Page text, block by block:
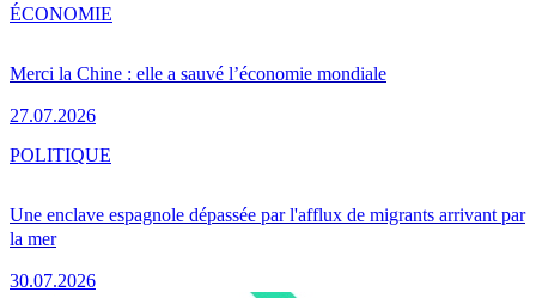
Merci la Chine : elle a sauvé l’économie mondiale
27.07.2026
ÉCONOMIE
Une enclave espagnole dépassée par l'afflux de migrants arrivant par
la mer
30.07.2026
POLITIQUE